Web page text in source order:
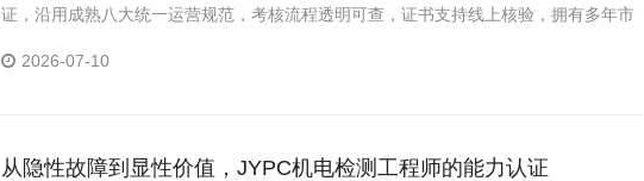
证，沿用成熟八大统一运营规范，考核流程透明可查，证书支持线上核验，拥有多年市
2026-07-10
从隐性故障到显性价值，JYPC机电检测工程师的能力认证